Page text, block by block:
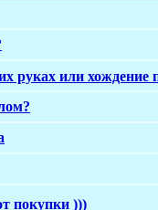
или хождение
покупки )))